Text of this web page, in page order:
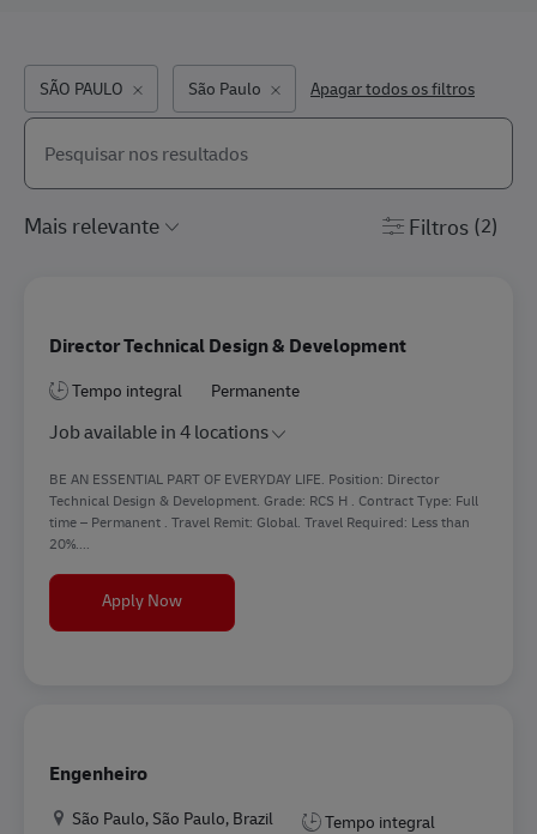
SÃO PAULO São Paulo Apagar todos os filtros
the results are updated
Pesquisar na lista abaixo
Filtros (2)
Director Technical Design & Development
Tempo integral Permanente
Job available in 4 locations
BE AN ESSENTIAL PART OF EVERYDAY LIFE. Position: Director
Technical Design & Development. Grade: RCS H . Contract Type: Full
time – Permanent . Travel Remit: Global. Travel Required: Less than
20%....
Apply NowDirector Technical Design & Development
Engenheiro
Location
São Paulo, São Paulo, Brazil
Tempo integral